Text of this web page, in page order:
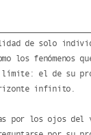
de solo
los fenómenos
límite: el de su
infinito.
por los ojos del